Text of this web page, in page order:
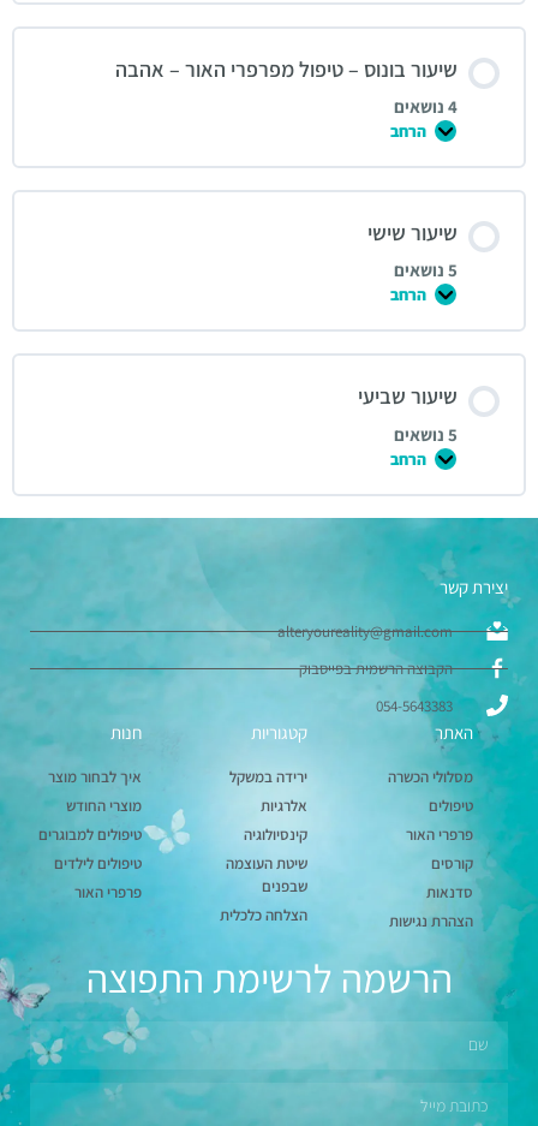
שיעור בונוס – טיפול מפרפרי האור – אהבה
4 נושאים
הרחב
שיעור שישי
5 נושאים
הרחב
שיעור שביעי
5 נושאים
הרחב
יצירת קשר
alteryoureality@gmail.com
הקבוצה הרשמית בפייסבוק
054-5643383
האתר
מסלולי הכשרה
טיפולים
פרפרי האור
קורסים
סדנאות
הצהרת נגישות
קטגוריות
ירידה במשקל
אלרגיות
קינסיולוגיה
שיטת העוצמה
שבפנים
הצלחה כלכלית
חנות
איך לבחור מוצר
מוצרי החודש
טיפולים למבוגרים
טיפולים לילדים
פרפרי האור
הרשמה לרשימת התפוצה